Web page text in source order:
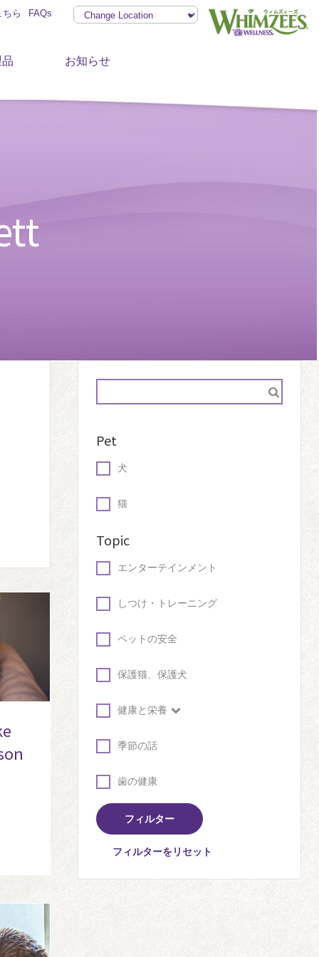
ら FAQs
お知らせ
Pet
犬
猫
Topic
エンターテインメント
しつけ・トレーニング
ペットの安全
保護猫、保護犬
健康と栄養
季節の話
歯の健康
フィルターをリセット